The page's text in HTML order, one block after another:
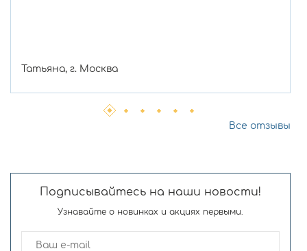
Татьяна, г. Москва
Все отзывы
Подписывайтесь на наши новости!
Узнавайте о новинках и акциях первыми.